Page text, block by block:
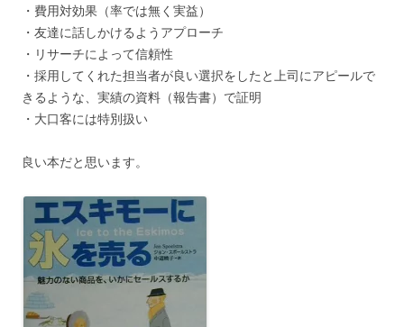
・費用対効果（率では無く実益）
・友達に話しかけるようアプローチ
・リサーチによって信頼性
・採用してくれた担当者が良い選択をしたと上司にアピールで
きるような、実績の資料（報告書）で証明
・大口客には特別扱い
良い本だと思います。